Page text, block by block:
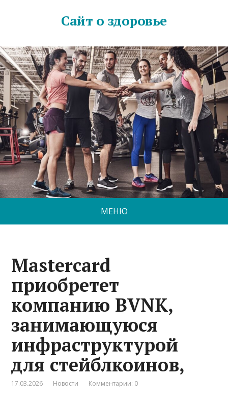
Сайт о здоровье
МЕНЮ
Mastercard
приобретет
компанию BVNK,
занимающуюся
инфраструктурой
для стейблкоинов,
17.03.2026 Новости Комментарии: 0